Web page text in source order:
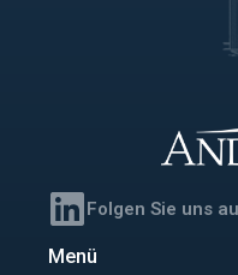
Folgen Sie uns
Menü